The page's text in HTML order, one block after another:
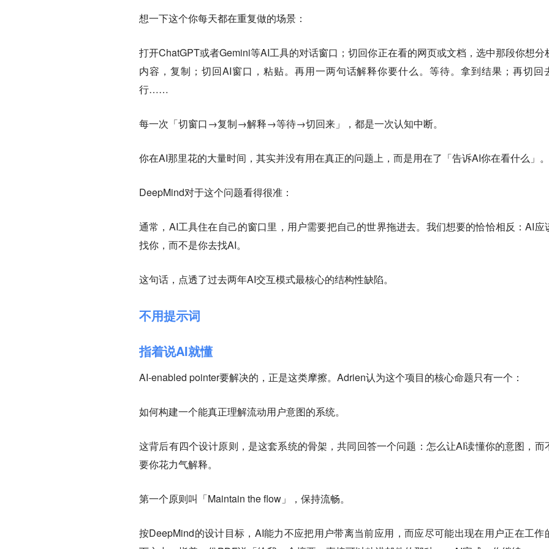
想一下这个你每天都在重复做的场景：
打开ChatGPT或者Gemini等AI工具的对话窗口；切回你正在看的网页或文档，选中那段你想分
内容，复制；切回AI窗口，粘贴。再用一两句话解释你要什么。等待。拿到结果；再切回
行……
每一次「切窗口→复制→解释→等待→切回来」，都是一次认知中断。
你在AI那里花的大量时间，其实并没有用在真正的问题上，而是用在了「告诉AI你在看什么」。
DeepMind对于这个问题看得很准：
通常，AI工具住在自己的窗口里，用户需要把自己的世界拖进去。我们想要的恰恰相反：AI应
找你，而不是你去找AI。
这句话，点透了过去两年AI交互模式最核心的结构性缺陷。
不用提示词
指着说AI就懂
AI-enabled pointer要解决的，正是这类摩擦。Adrien认为这个项目的核心命题只有一个：
如何构建一个能真正理解流动用户意图的系统。
这背后有四个设计原则，是这套系统的骨架，共同回答一个问题：怎么让AI读懂你的意图，而
要你花力气解释。
第一个原则叫「Maintain the flow」，保持流畅。
按DeepMind的设计目标，AI能力不应把用户带离当前应用，而应尽可能出现在用户正在工作